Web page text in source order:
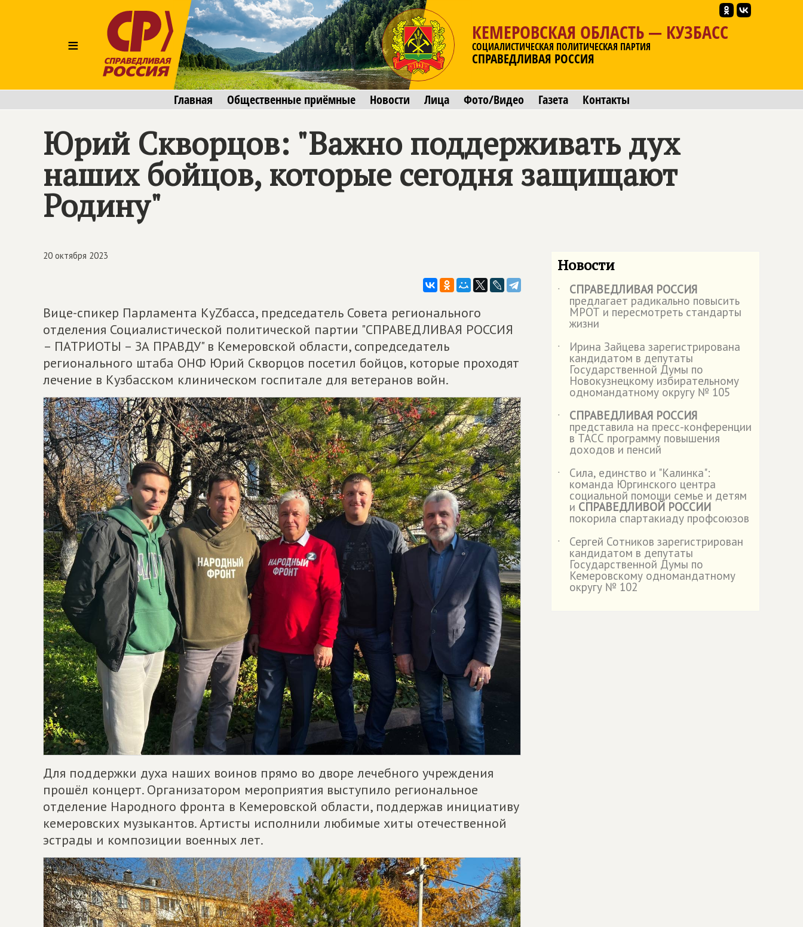
≡
КЕМЕРОВСКАЯ ОБЛАСТЬ — КУЗБАСС
СОЦИАЛИСТИЧЕСКАЯ ПОЛИТИЧЕСКАЯ ПАРТИЯ
СПРАВЕДЛИВАЯ РОССИЯ
Главная Общественные приёмные Новости Лица Фото/Видео Газета Контакты
Юрий Скворцов: "Важно поддерживать дух
наших бойцов, которые сегодня защищают
Родину"
20 октября 2023
Вице-спикер Парламента КуZбасса, председатель Совета регионального
отделения Социалистической политической партии "СПРАВЕДЛИВАЯ РОССИЯ
– ПАТРИОТЫ – ЗА ПРАВДУ" в Кемеровской области, сопредседатель
регионального штаба ОНФ Юрий Скворцов посетил бойцов, которые проходят
лечение в Кузбасском клиническом госпитале для ветеранов войн.
Для поддержки духа наших воинов прямо во дворе лечебного учреждения
прошёл концерт. Организатором мероприятия выступило региональное
отделение Народного фронта в Кемеровской области, поддержав инициативу
кемеровских музыкантов. Артисты исполнили любимые хиты отечественной
эстрады и композиции военных лет.
Новости
˙ СПРАВЕДЛИВАЯ РОССИЯ
предлагает радикально повысить
МРОТ и пересмотреть стандарты
жизни
˙
Ирина Зайцева зарегистрирована
кандидатом в депутаты
Государственной Думы по
Новокузнецкому избирательному
одномандатному округу № 105
˙
СПРАВЕДЛИВАЯ РОССИЯ
представила на пресс-конференции
в ТАСС программу повышения
доходов и пенсий
˙
Сила, единство и "Калинка":
команда Юргинского центра
социальной помощи семье и детям
и СПРАВЕДЛИВОЙ РОССИИ
покорила спартакиаду профсоюзов
˙
Сергей Сотников зарегистрирован
кандидатом в депутаты
Государственной Думы по
Кемеровскому одномандатному
округу № 102